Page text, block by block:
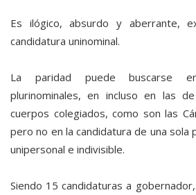
Es ilógico, absurdo y aberrante,
candidatura uninominal.
La paridad puede buscarse
plurinominales, en incluso en las
cuerpos colegiados, como son las
pero no en la candidatura de una sola
unipersonal e indivisible.
Siendo 15 candidaturas a